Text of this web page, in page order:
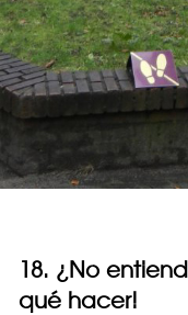
18. ¿No
qué hacer!